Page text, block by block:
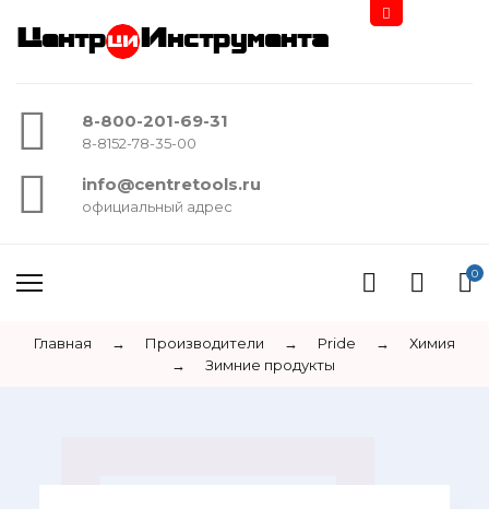
Центр Инструмента
8-800-201-69-31
8-8152-78-35-00
info@centretools.ru
официальный адрес
0
Главная → Производители → Pride →
Химия
→
Зимние продукты